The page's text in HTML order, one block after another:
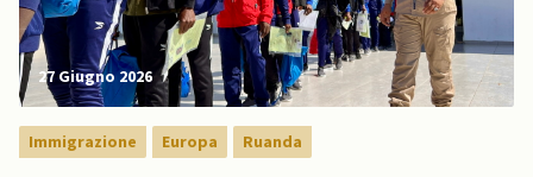
27 Giugno 2026
Immigrazione Europa Ruanda